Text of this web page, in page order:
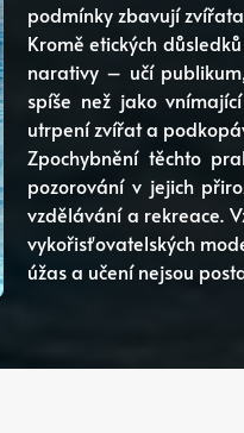
podmínky zbavují
Kromě etických
narativy – učí
spíše než jako
utrpení zvířat a
Zpochybnění těchto
pozorování v jejich
vzdělávání a rekreace.
vykořisťovatelských
úžas a učení nejsou